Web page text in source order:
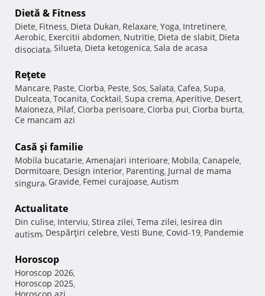
Dietă & Fitness
Diete, Fitness, Dieta Dukan, Relaxare, Yoga, Intretinere,
Aerobic, Exercitii abdomen, Nutritie, Dieta de slabit, Dieta
disociata, Silueta, Dieta ketogenica, Sala de acasa
Reţete
Mancare, Paste, Ciorba, Peste, Sos, Salata, Cafea, Supa,
Dulceata, Tocanita, Cocktail, Supa crema, Aperitive, Desert,
Maioneza, Pilaf, Ciorba perisoare, Ciorba pui, Ciorba burta,
Ce mancam azi
Casă şi familie
Mobila bucatarie, Amenajari interioare, Mobila, Canapele,
Dormitoare, Design interior, Parenting, Jurnal de mama
singura, Gravide, Femei curajoase, Autism
Actualitate
Din culise, Interviu, Stirea zilei, Tema zilei, Iesirea din
autism, Despărţiri celebre, Vesti Bune, Covid-19, Pandemie
Horoscop
Horoscop 2026,
Horoscop 2025,